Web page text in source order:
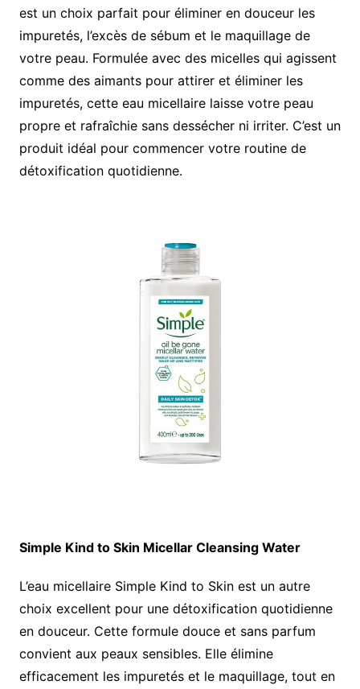
est un choix parfait pour éliminer en douceur les
impuretés, l’excès de sébum et le maquillage de
votre peau. Formulée avec des micelles qui agissent
comme des aimants pour attirer et éliminer les
impuretés, cette eau micellaire laisse votre peau
propre et rafraîchie sans dessécher ni irriter. C’est un
produit idéal pour commencer votre routine de
détoxification quotidienne.
Simple Kind to Skin Micellar Cleansing Water
L’eau micellaire Simple Kind to Skin est un autre
choix excellent pour une détoxification quotidienne
en douceur. Cette formule douce et sans parfum
convient aux peaux sensibles. Elle élimine
efficacement les impuretés et le maquillage, tout en